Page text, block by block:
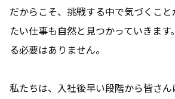
だからこそ、挑戦する中で気づくこ
たい仕事も自然と見つかっていきます
る必要はありません。
私たちは、入社後早い段階から皆さ